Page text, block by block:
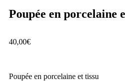
Poupée en porcelaine
40,00€
Poupée en porcelaine et tissu